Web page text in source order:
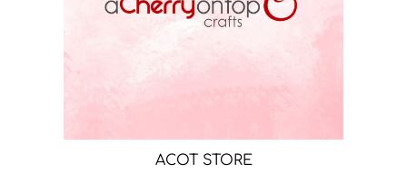
ACOT STORE